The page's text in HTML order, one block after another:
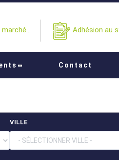
Adhésion au
Contact
VILLE